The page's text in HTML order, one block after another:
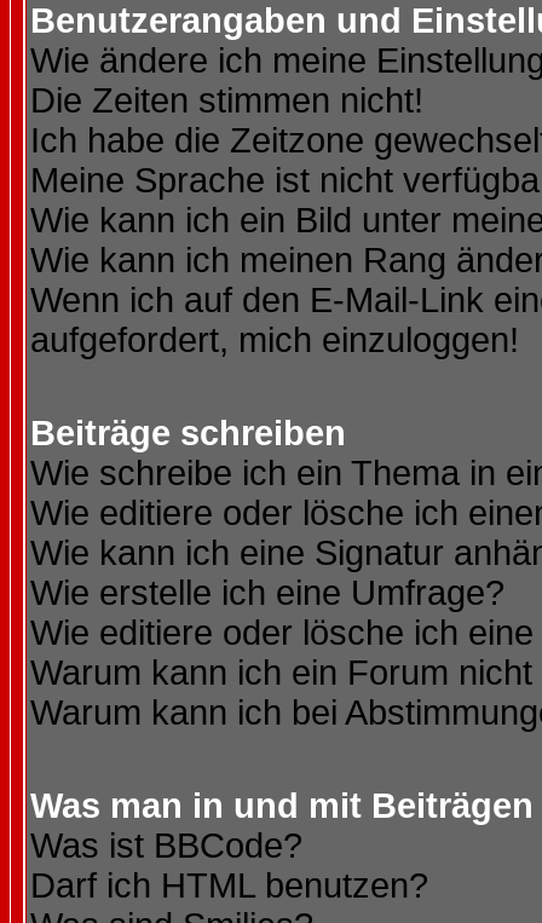
Benutzerangaben und
Wie ändere ich meine
Die Zeiten stimmen nicht!
Ich habe die Zeitzone
Meine Sprache ist nicht
Wie kann ich ein Bild unter
Wie kann ich meinen Rang
Wenn ich auf den E-Mail-Link
aufgefordert, mich einzuloggen!
Beiträge schreiben
Wie schreibe ich ein Thema in
Wie editiere oder lösche ich
Wie kann ich eine Signatur
Wie erstelle ich eine Umfrage?
Wie editiere oder lösche ich
Warum kann ich ein Forum
Warum kann ich bei
Was man in und mit
Was ist BBCode?
Darf ich HTML benutzen?